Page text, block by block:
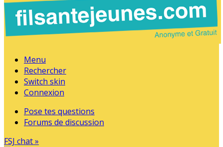
Menu
Rechercher
Switch skin
Connexion
Pose tes questions
Forums de discussion
FSJ chat »